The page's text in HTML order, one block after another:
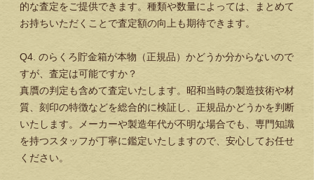
的な査定をご提供できます。種類や数量によっては、まとめて
お持ちいただくことで査定額の向上も期待できます。
Q4. のらくろ貯金箱が本物（正規品）かどうか分からないので
すが、査定は可能ですか？
真贋の判定も含めて査定いたします。昭和当時の製造技術や材
質、刻印の特徴などを総合的に検証し、正規品かどうかを判断
いたします。メーカーや製造年代が不明な場合でも、専門知識
を持つスタッフが丁寧に鑑定いたしますので、安心してお任せ
ください。